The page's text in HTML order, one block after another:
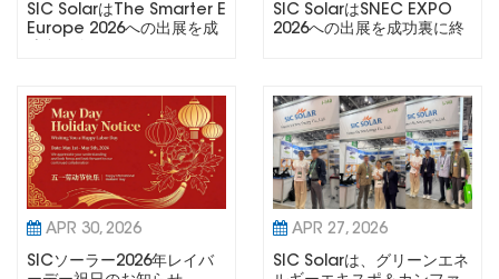
SIC SolarはThe Smarter E
Europe 2026への出展を成
SIC SolarはSNEC EXPO
2026への出展を成功裏に終
APR 30, 2026
SICソーラー2026年レイバ
APR 27, 2026
SIC Solarは、グリーンエネ